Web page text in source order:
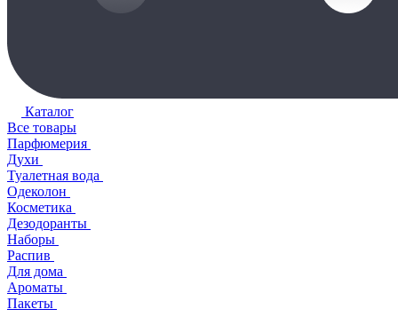
Каталог
Все товары
Парфюмерия
Духи
Туалетная вода
Одеколон
Косметика
Дезодоранты
Наборы
Распив
Для дома
Ароматы
Пакеты